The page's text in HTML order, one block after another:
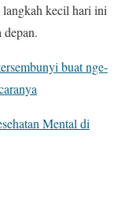
langkah kecil hari ini
depan.
buat nge-
Mental di